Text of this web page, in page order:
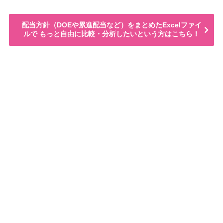
配当方針（DOEや累進配当など）をまとめたExcelファイ
ルで もっと自由に比較・分析したいという方はこちら！